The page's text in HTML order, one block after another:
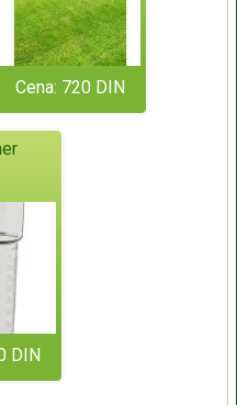
Cena: 720 DIN
DIN